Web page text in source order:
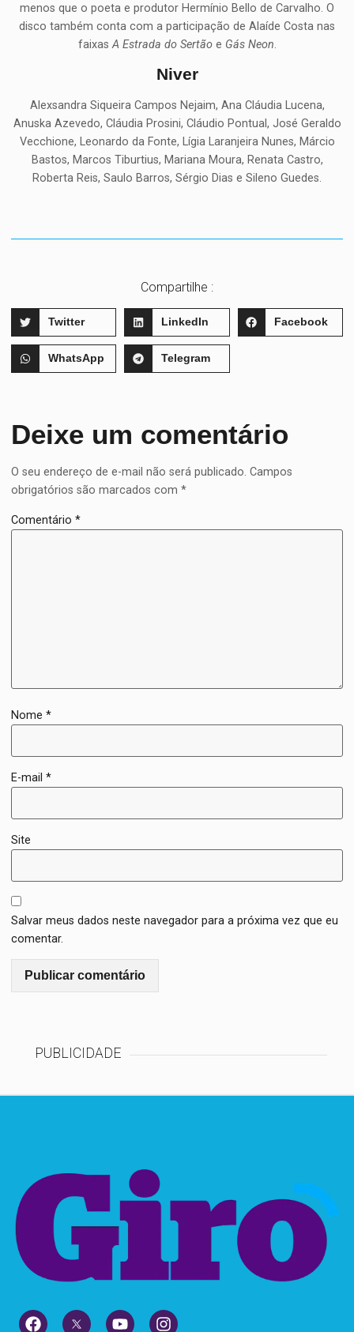
menos que o poeta e produtor Hermínio Bello de Carvalho. O
disco também conta com a participação de Alaíde Costa nas
faixasA Estrada do Sertãoe Gás Neon.
Niver
Alexsandra Siqueira Campos Nejaim, Ana Cláudia Lucena,
Anuska Azevedo, Cláudia Prosini, Cláudio Pontual, José Geraldo
Vecchione, Leonardo da Fonte, Lígia Laranjeira Nunes, Márcio
Bastos, Marcos Tiburtius, Mariana Moura, Renata Castro,
Roberta Reis, Saulo Barros, Sérgio Dias e Sileno Guedes.
Compartilhe :
Twitter LinkedIn Facebook
WhatsApp Telegram
Deixe um comentário
O seu endereço de e-mail não será publicado. Campos
obrigatórios são marcados com*
Comentário*
Nome*
E-mail*
Site
Salvar meus dados neste navegador para a próxima vez que eu
comentar.
PUBLICIDADE